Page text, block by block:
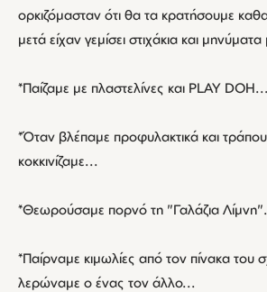
ορκιζόμασταν ότι θα τα κρατήσουμε
μετά είχαν γεμίσει στιχάκια και
*Παίζαμε με πλαστελίνες και PLAY DOH...
*Όταν βλέπαμε προφυλακτικά και
κοκκινίζαμε...
*Θεωρούσαμε πορνό τη "Γαλάζια
*Παίρναμε κιμωλίες από τον πίνακα του
λερώναμε ο ένας τον άλλο...